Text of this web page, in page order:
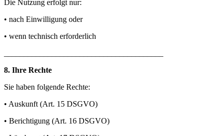
Die Nutzung erfolgt nur:
• nach Einwilligung oder
• wenn technisch erforderlich
8. Ihre Rechte
Sie haben folgende Rechte:
• Auskunft (Art. 15 DSGVO)
• Berichtigung (Art. 16 DSGVO)